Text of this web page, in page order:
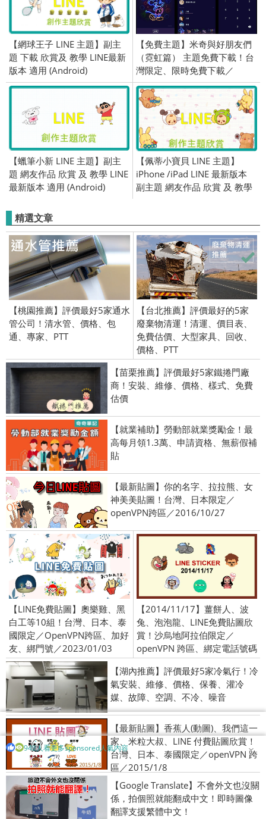
【網球王子 LINE 主題】副主
題 下載 欣賞及 教學 LINE最新
版本 適用 (Android)
【免費主題】米奇與好朋友們
（霓虹篇） 主題免費下載！台
灣限定、限時免費下載／
2020/03/26
【蠟筆小新 LINE 主題】副主
題 網友作品 欣賞 及 教學 LINE
最新版本 適用 (Android)
【佩蒂小寶貝 LINE 主題】
iPhone /iPad LINE 最新版本
副主題 網友作品 欣賞 及 教學
精選文章
【桃園推薦】評價最好5家通水
管公司！清水管、價格、包
通、專家、PTT
【台北推薦】評價最好的5家
廢棄物清運！清運、價目表、
免費估價、大型家具、回收、
價格、PTT
【苗栗推薦】評價最好5家鐵捲門廠
商！安裝、維修、價格、樣式、免費
估價
【就業補助】勞動部就業獎勵金！最
高每月領1.3萬、申請資格、無薪假補
貼
【最新貼圖】你的名字、拉拉熊、女
神美美貼圖！台灣、日本限定／
openVPN跨區／2016/10/27
【LINE免費貼圖】奧樂雞、黑
白工等10組！台灣、日本、泰
國限定／OpenVPN跨區、加好
友、綁門號／2023/01/03
【2014/11/17】薑餅人、波
兔、泡泡龍、LINE免費貼圖欣
賞！沙烏地阿拉伯限定／
openVPN 跨區、綁定電話號碼
【湖內推薦】評價最好5家冷氣行！冷
氣安裝、維修、價格、保養、灌冷
媒、故障、空調、不冷、噪音
【最新貼圖】香蕉人(動圖)、我們這一
家、米粒大叔、LINE 付費貼圖欣賞！
台灣、日本、泰國限定／openVPN 跨
區／2015/1/8
【Google Translate】不會外文也沒關
係，拍個照就能翻成中文！即時圖像
翻譯支援繁體中文！
942人看更多sponsored人氣內容